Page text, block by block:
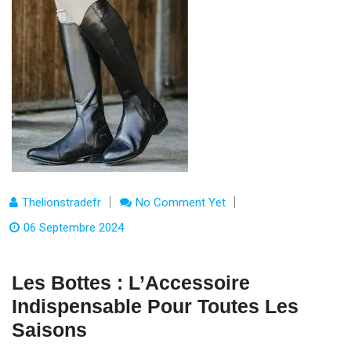
Thelionstradefr
No Comment Yet
06 Septembre 2024
Les Bottes : L’Accessoire
Indispensable Pour Toutes Les
Saisons